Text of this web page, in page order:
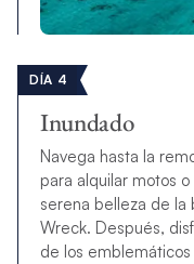
DÍA 4
Inundado
Navega hasta la
para alquilar motos
serena belleza de la
Wreck. Después,
de los